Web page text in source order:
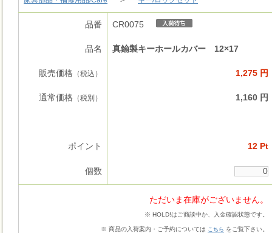
品番 CR0075
品名 真鍮製キーホールカバー 12×17
販売価格 （税込） 1,275 円
通常価格 （税別） 1,160 円
ポイント 12 Pt
個数
ただいま在庫がございません。
※ HOLD!はご商談中か、入金確認状態です。
※ 商品の入荷案内・ご予約については こちら をご覧下さい。